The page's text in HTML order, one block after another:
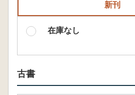
新刊
在庫なし
古書